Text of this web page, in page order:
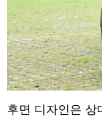
후면 디자인은 상